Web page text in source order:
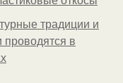
традиции и
проводятся в